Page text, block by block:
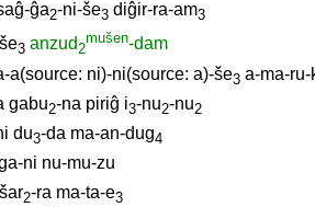
ĝa2-ni-še3 diĝir-ra-am3
3 anzud2
mušen-dam
a(source: ni)-ni(source: a)-še3 a-ma-ru-
gabu2-na piriĝ i3-nu2-nu2
du3-da ma-an-dug4
ni nu-mu-zu
2-ra ma-ta-e3